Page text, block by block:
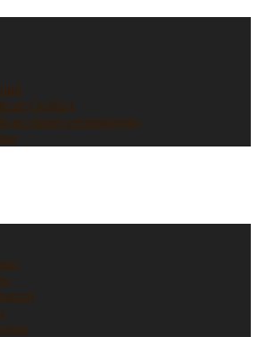
Orofirst
istituti gemmologici